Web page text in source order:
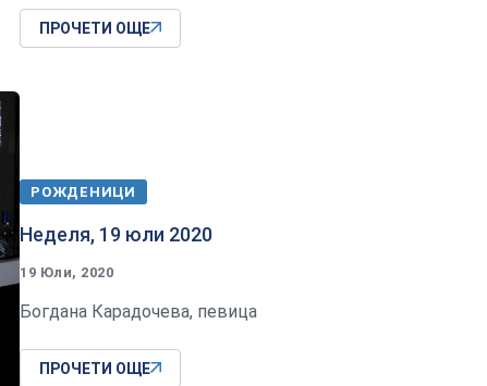
ПРОЧЕТИ ОЩЕ
РОЖДЕНИЦИ
Неделя, 19 юли 2020
19 Юли, 2020
Богдана Карадочева, певица
ПРОЧЕТИ ОЩЕ